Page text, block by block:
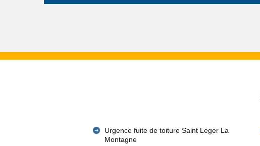
Urgence fuite de toiture Saint Leger La
Montagne